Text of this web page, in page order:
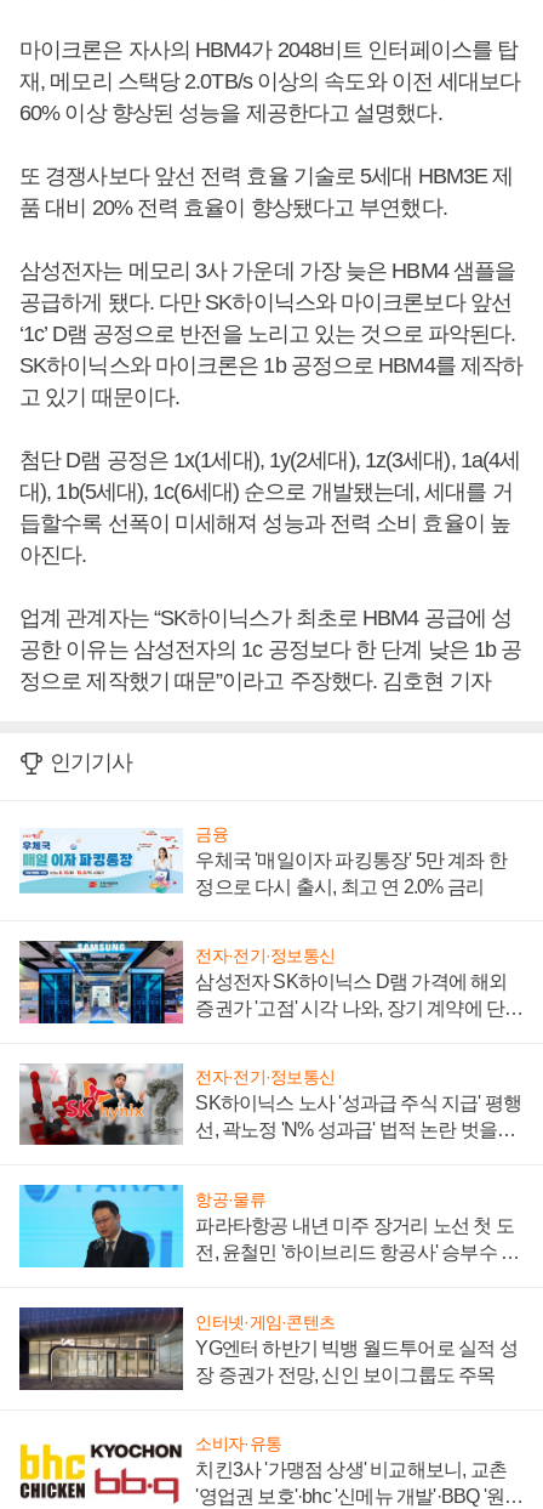
마이크론은 자사의 HBM4가 2048비트 인터페이스를 탑
재, 메모리 스택당 2.0TB/s 이상의 속도와 이전 세대보다
60% 이상 향상된 성능을 제공한다고 설명했다.
또 경쟁사보다 앞선 전력 효율 기술로 5세대 HBM3E 제
품 대비 20% 전력 효율이 향상됐다고 부연했다.
삼성전자는 메모리 3사 가운데 가장 늦은 HBM4 샘플을
공급하게 됐다. 다만 SK하이닉스와 마이크론보다 앞선
‘1c’ D램 공정으로 반전을 노리고 있는 것으로 파악된다.
SK하이닉스와 마이크론은 1b 공정으로 HBM4를 제작하
고 있기 때문이다.
첨단 D램 공정은 1x(1세대), 1y(2세대), 1z(3세대), 1a(4세
대), 1b(5세대), 1c(6세대) 순으로 개발됐는데, 세대를 거
듭할수록 선폭이 미세해져 성능과 전력 소비 효율이 높
아진다.
업계 관계자는 “SK하이닉스가 최초로 HBM4 공급에 성
공한 이유는 삼성전자의 1c 공정보다 한 단계 낮은 1b 공
정으로 제작했기 때문”이라고 주장했다. 김호현 기자
인기기사
금융
우체국 '매일이자 파킹통장' 5만 계좌 한
정으로 다시 출시, 최고 연 2.0% 금리
전자·전기·정보통신
삼성전자 SK하이닉스 D램 가격에 해외
증권가 '고점' 시각 나와, 장기 계약에 단점
전자·전기·정보통신
SK하이닉스 노사 '성과급 주식 지급' 평행
선, 곽노정 'N% 성과급' 법적 논란 벗을지
항공·물류
파라타항공 내년 미주 장거리 노선 첫 도
전, 윤철민 '하이브리드 항공사' 승부수 통
인터넷·게임·콘텐츠
YG엔터 하반기 빅뱅 월드투어로 실적 성
장 증권가 전망, 신인 보이그룹도 주목
소비자·유통
치킨3사 '가맹점 상생' 비교해보니, 교촌
'영업권 보호'·bhc '신메뉴 개발'·BBQ '원가